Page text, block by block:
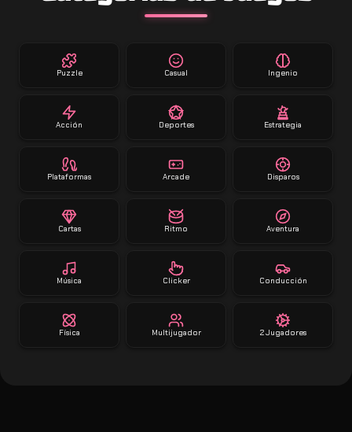
Puzzle Casual Ingenio
Acción Deportes Estrategia
Plataformas Arcade Disparos
Cartas Ritmo Aventura
Música Clicker Conducción
Física Multijugador 2 Jugadores